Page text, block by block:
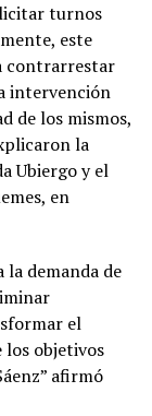
turnos
este
contrarrestar
intervención
de los mismos,
la
Ubiergo y el
en
la demanda de
el
los objetivos
afirmó